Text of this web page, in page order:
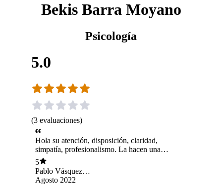
Bekis Barra Moyano
Psicología
5.0
(3 evaluaciones)
Hola su atención, disposición, claridad,
simpatía, profesionalismo. La hacen una
excelente profesional 👍 100% recomendada.
5
Pablo Vásquez
Escobar
Agosto 2022